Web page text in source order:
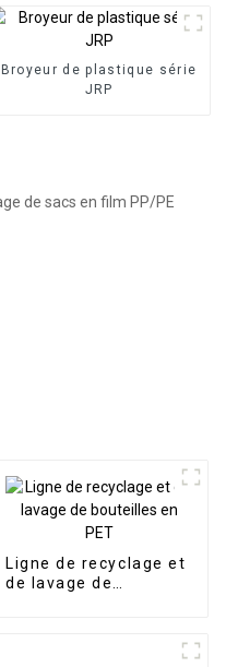
Broyeur de plastique série
JRP
Ligne de recyclage et
de lavage de